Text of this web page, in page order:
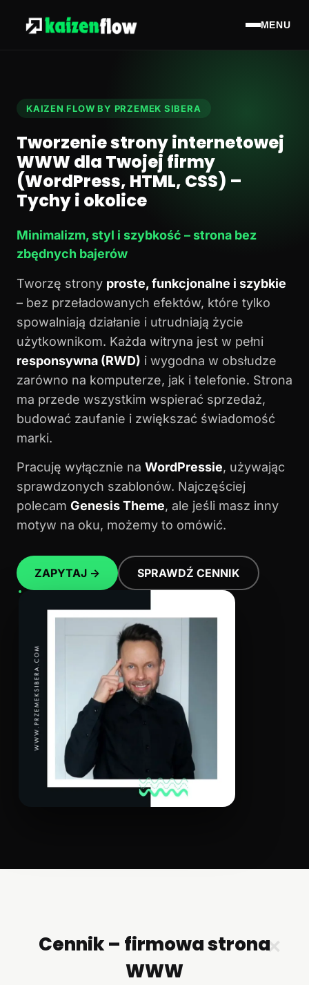
MENU
KAIZEN FLOW BY PRZEMEK SIBERA
Tworzenie strony internetowej
WWW dla Twojej firmy
(WordPress, HTML, CSS) –
Tychy i okolice
Minimalizm, styl i szybkość – strona bez
zbędnych bajerów
Tworzę strony proste, funkcjonalne i szybkie
– bez przeładowanych efektów, które tylko
spowalniają działanie i utrudniają życie
użytkownikom. Każda witryna jest w pełni
responsywna (RWD) i wygodna w obsłudze
zarówno na komputerze, jak i telefonie. Strona
ma przede wszystkim wspierać sprzedaż,
budować zaufanie i zwiększać świadomość
marki.
Pracuję wyłącznie na WordPressie, używając
sprawdzonych szablonów. Najczęściej
polecam Genesis Theme, ale jeśli masz inny
motyw na oku, możemy to omówić.
ZAPYTAJ → SPRAWDŹ CENNIK
✕
Cennik – firmowa strona
WWW